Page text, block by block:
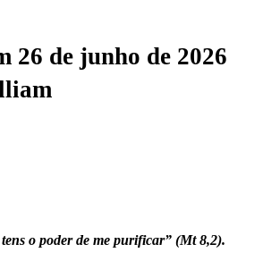
26 de junho de 2026
o poder de me purificar” (Mt 8,2).